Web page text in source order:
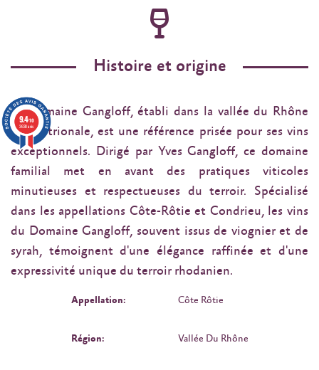
Histoire et origine
Le Domaine Gangloff, établi dans la vallée du Rhône
septentrionale, est une référence prisée pour ses vins
exceptionnels. Dirigé par Yves Gangloff, ce domaine
familial met en avant des pratiques viticoles
minutieuses et respectueuses du terroir. Spécialisé
dans les appellations Côte-Rôtie et Condrieu, les vins
du Domaine Gangloff, souvent issus de viognier et de
syrah, témoignent d'une élégance raffinée et d'une
expressivité unique du terroir rhodanien.
Appellation: Côte Rôtie
Région: Vallée Du Rhône
9.4/10
3638 avis